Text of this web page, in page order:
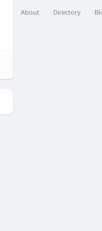
About Directory